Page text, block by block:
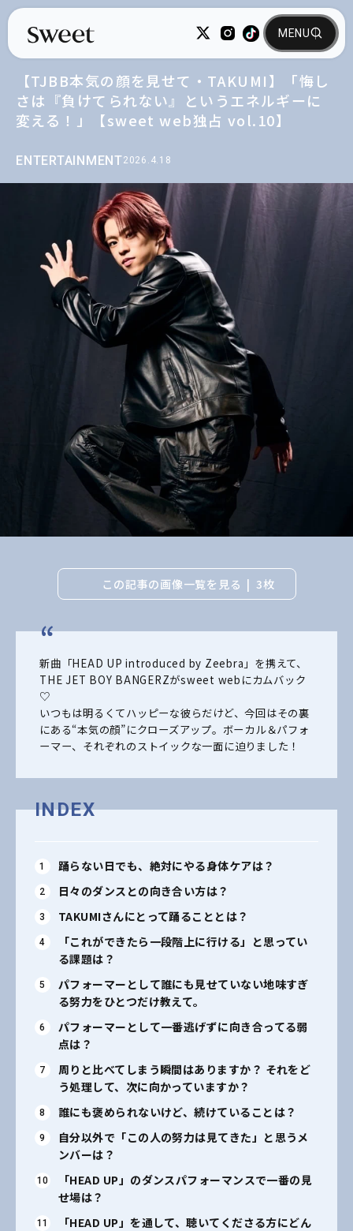
ENTERTAINMENT2026.4.18
【TJBB本気の顔を見せて・TAKUMI】「悔し
さは『負けてられない』というエネルギーに
変える！」【sweet web独占 vol.10】
この記事の画像一覧を見る 3枚
新曲「HEAD UP introduced by Zeebra」を携えて、
THE JET BOY BANGERZがsweet webにカムバック
♡
いつもは明るくてハッピーな彼らだけど、今回はその裏
にある“本気の顔”にクローズアップ。ボーカル＆パフォ
ーマー、それぞれのストイックな一面に迫りました！
INDEX
踊らない日でも、絶対にやる身体ケアは？
日々のダンスとの向き合い方は？
TAKUMIさんにとって踊ることとは？
「これができたら一段階上に行ける」と思ってい
る課題は？
パフォーマーとして誰にも見せていない地味すぎ
る努力をひとつだけ教えて。
パフォーマーとして一番逃げずに向き合ってる弱
点は？
周りと比べてしまう瞬間はありますか？ それをど
う処理して、次に向かっていますか？
誰にも褒められないけど、続けていることは？
自分以外で「この人の努力は見てきた」と思うメ
ンバーは？
「HEAD UP」のダンスパフォーマンスで一番の見
せ場は？
「HEAD UP」を通して、聴いてくださる方にどん